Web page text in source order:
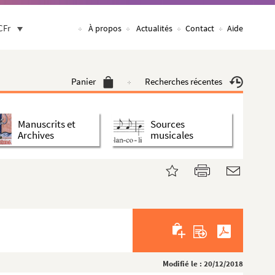
À propos Actualités Contact Aide
Panier Recherches récentes
Manuscrits et
Archives
Sources
musicales
Modifié le : 20/12/2018